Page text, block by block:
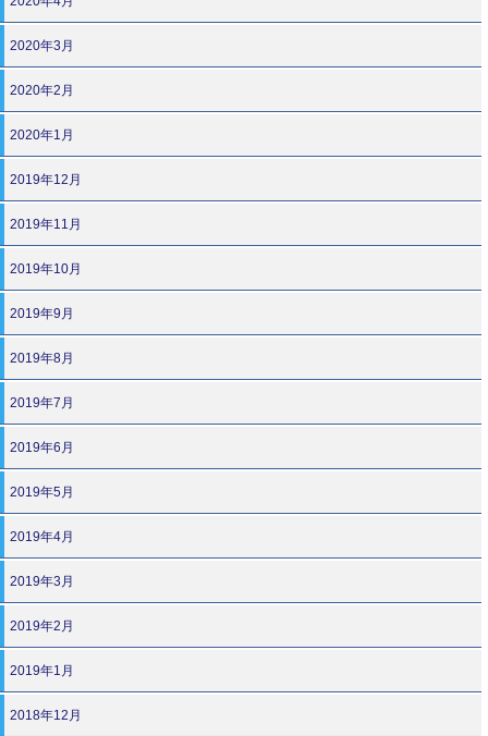
2020年3月
2020年2月
2020年1月
2019年12月
2019年11月
2019年10月
2019年9月
2019年8月
2019年7月
2019年6月
2019年5月
2019年4月
2019年3月
2019年2月
2019年1月
2018年12月